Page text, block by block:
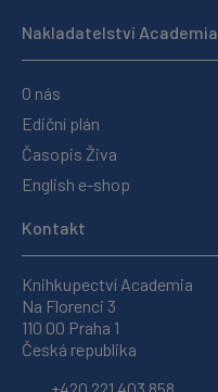
Nakladatelství Academia
O nás
Ediční plán
Časopis Živa
English e-shop
Kontakt
Knihkupectví Academia
Na Florenci 3
110 00 Praha 1
Česká republika